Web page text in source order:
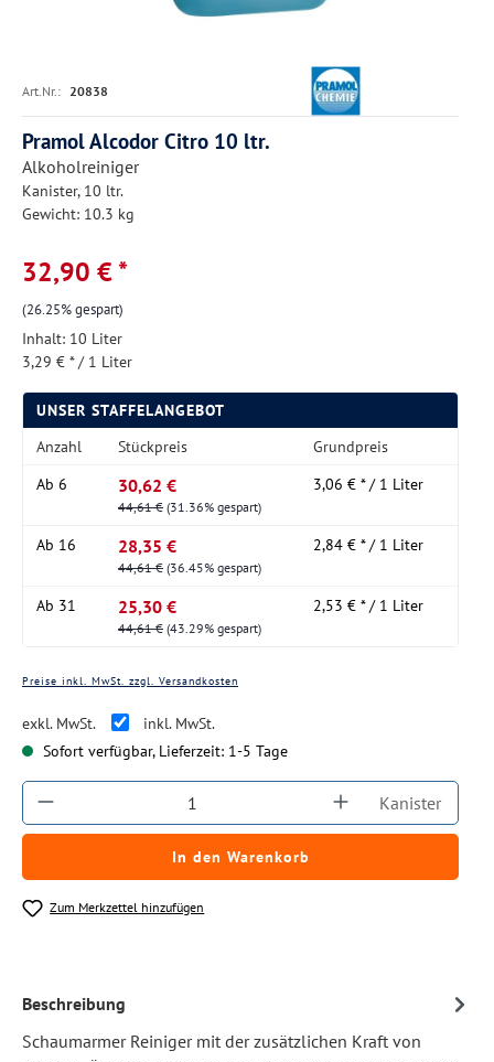
Art.Nr.: 20838
Pramol Alcodor Citro 10 ltr.
Alkoholreiniger
Kanister, 10 ltr.
Gewicht: 10.3 kg
32,90 € *
(26.25% gespart)
Inhalt: 10 Liter
3,29 € * / 1 Liter
UNSER STAFFELANGEBOT
Anzahl
Stückpreis
Grundpreis
Ab 6 30,62 €
44,61 € (31.36% gespart)
3,06 € * / 1 Liter
Ab 16 28,35 €
44,61 € (36.45% gespart)
2,84 € * / 1 Liter
Ab 31 25,30 €
44,61 € (43.29% gespart)
2,53 € * / 1 Liter
Preise inkl. MwSt. zzgl. Versandkosten
exkl. MwSt.
inkl. MwSt.
Sofort verfügbar, Lieferzeit: 1-5 Tage
Produkt Anzahl: Gib den gewünschten
Kanister
In den Warenkorb
Zum Merkzettel hinzufügen
Beschreibung
Schaumarmer Reiniger mit der zusätzlichen Kraft von